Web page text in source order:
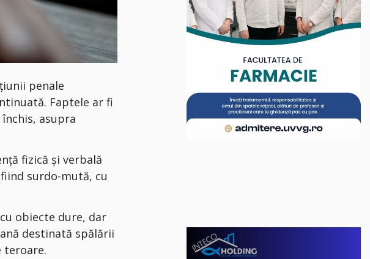
penale
Faptele ar fi
asupra
fizică și verbală
surdo-mută, cu
obiecte dure, dar
destinată spălării
teroare.